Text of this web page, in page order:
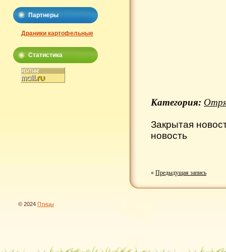
Категория:
Закрытая
новость
« Предыдущая запись
Партнеры
Драники картофельные
Статистика
© 2024 Птицы